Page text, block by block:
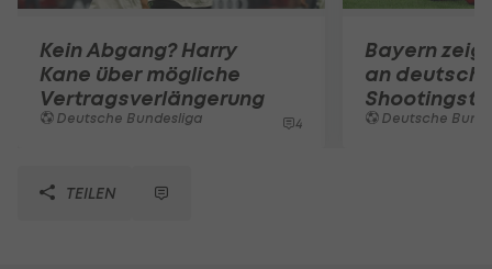
Kein Abgang? Harry
Kane über mögliche
Vertragsverlängerung
Deutsche Bundesliga 4
Bayern
an
Deutsche
TEILEN